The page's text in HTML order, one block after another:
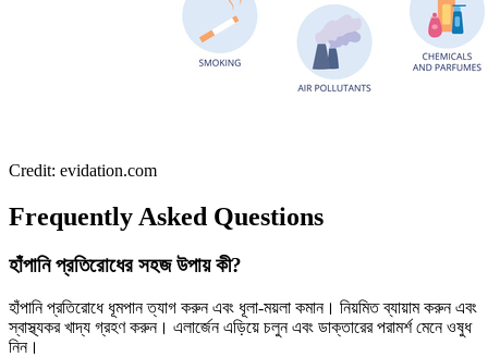
Credit: evidation.com
Frequently Asked Questions
হাঁপানি প্রতিরোধের সহজ উপায় কী?
হাঁপানি প্রতিরোধে ধূমপান ত্যাগ করুন এবং ধূলা-ময়লা কমান। নিয়মিত ব্যায়াম করুন এবং
স্বাস্থ্যকর খাদ্য গ্রহণ করুন। এলার্জেন এড়িয়ে চলুন এবং ডাক্তারের পরামর্শ মেনে ওষুধ
নিন।